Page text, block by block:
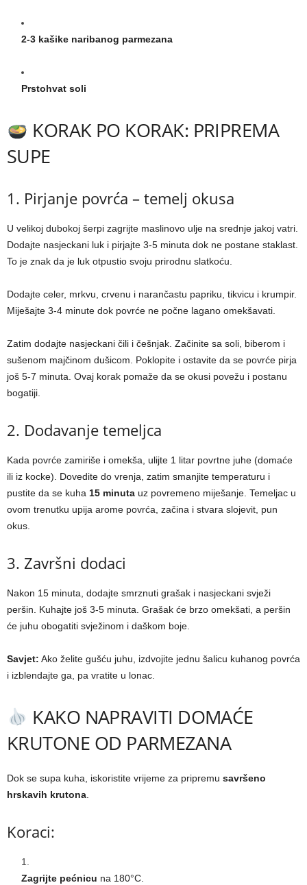
2-3 kašike naribanog parmezana
Prstohvat soli
KORAK PO KORAK: PRIPREMA
SUPE
1. Pirjanje povrća – temelj okusa
U velikoj dubokoj šerpi zagrijte maslinovo ulje na srednje jakoj vatri.
Dodajte nasjeckani luk i pirjajte 3-5 minuta dok ne postane staklast.
To je znak da je luk otpustio svoju prirodnu slatkoću.
Dodajte celer, mrkvu, crvenu i narančastu papriku, tikvicu i krumpir.
Miješajte 3-4 minute dok povrće ne počne lagano omekšavati.
Zatim dodajte nasjeckani čili i češnjak. Začinite sa soli, biberom i
sušenom majčinom dušicom. Poklopite i ostavite da se povrće pirja
još 5-7 minuta. Ovaj korak pomaže da se okusi povežu i postanu
bogatiji.
2. Dodavanje temeljca
Kada povrće zamiriše i omekša, ulijte 1 litar povrtne juhe (domaće
ili iz kocke). Dovedite do vrenja, zatim smanjite temperaturu i
pustite da se kuha 15 minuta uz povremeno miješanje. Temeljac u
ovom trenutku upija arome povrća, začina i stvara slojevit, pun
okus.
3. Završni dodaci
Nakon 15 minuta, dodajte smrznuti grašak i nasjeckani svježi
peršin. Kuhajte još 3-5 minuta. Grašak će brzo omekšati, a peršin
će juhu obogatiti svježinom i daškom boje.
Savjet: Ako želite gušću juhu, izdvojite jednu šalicu kuhanog povrća
i izblendajte ga, pa vratite u lonac.
KAKO NAPRAVITI DOMAĆE
KRUTONE OD PARMEZANA
Dok se supa kuha, iskoristite vrijeme za pripremu savršeno
hrskavih krutona
Koraci:
Zagrijte pećnicu na 180°C.